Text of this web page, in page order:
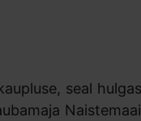
seal